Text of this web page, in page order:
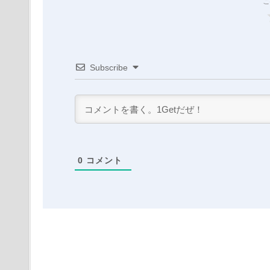
Subscribe
0 コメント